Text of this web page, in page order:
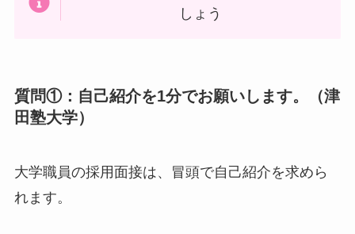
しょう
質問①：自己紹介を1分でお願いします。（津
田塾大学）
大学職員の採用面接は、冒頭で自己紹介を求めら
れます。